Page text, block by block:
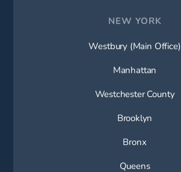
NEW YORK
Westbury (Main Office)
Manhattan
Westchester County
Brooklyn
Bronx
Queens